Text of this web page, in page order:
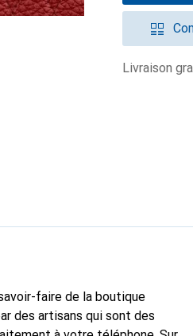
livraison
faire de la boutique
des artisans qui sont des